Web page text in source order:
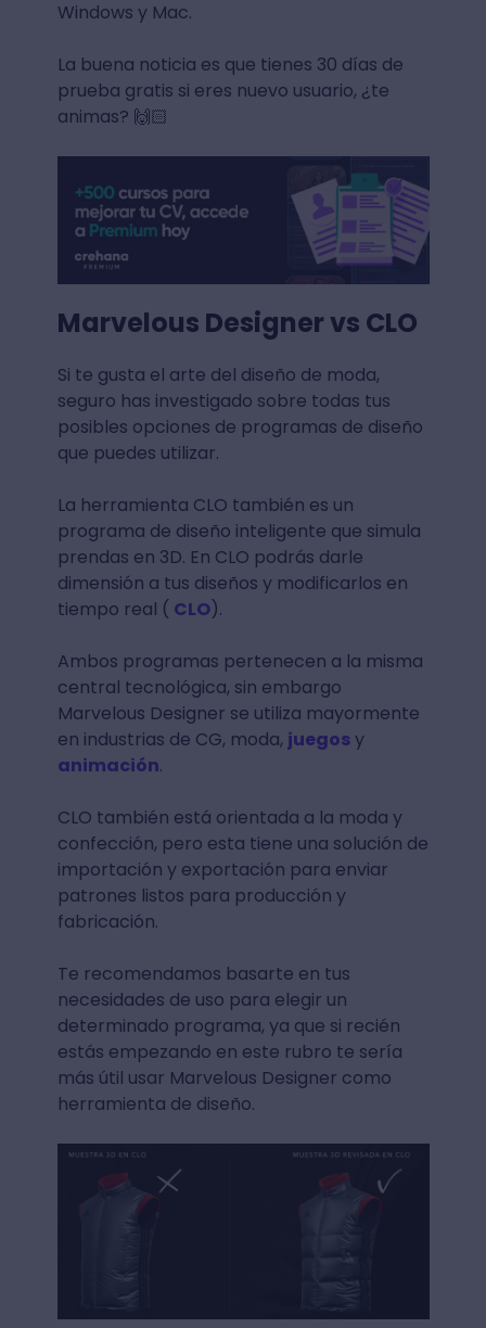
Windows y Mac.
La buena noticia es que tienes 30 días de
prueba gratis si eres nuevo usuario, ¿te
animas? 🙌🏻
Marvelous Designer vs CLO
Si te gusta el arte del diseño de moda,
seguro has investigado sobre todas tus
posibles opciones de programas de diseño
que puedes utilizar.
La herramienta CLO también es un
programa de diseño inteligente que simula
prendas en 3D. En CLO podrás darle
dimensión a tus diseños y modificarlos en
tiempo real ( CLO).
Ambos programas pertenecen a la misma
central tecnológica, sin embargo
Marvelous Designer se utiliza mayormente
en industrias de CG, moda, juegosy
animación.
CLO también está orientada a la moda y
confección, pero esta tiene una solución de
importación y exportación para enviar
patrones listos para producción y
fabricación.
Te recomendamos basarte en tus
necesidades de uso para elegir un
determinado programa, ya que si recién
estás empezando en este rubro te sería
más útil usar Marvelous Designer como
herramienta de diseño.